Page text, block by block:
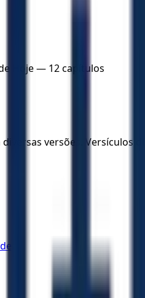
Hoje— 12capítulos
versões. Versículos